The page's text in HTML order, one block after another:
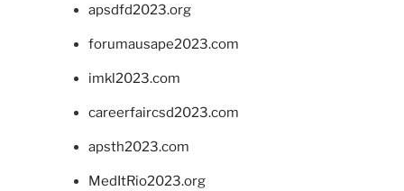
apsdfd2023.org
forumausape2023.com
imkl2023.com
careerfaircsd2023.com
apsth2023.com
MedItRio2023.org